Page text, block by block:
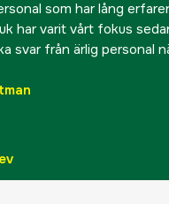
som har lång
har varit vårt fokus
svar från ärlig personal